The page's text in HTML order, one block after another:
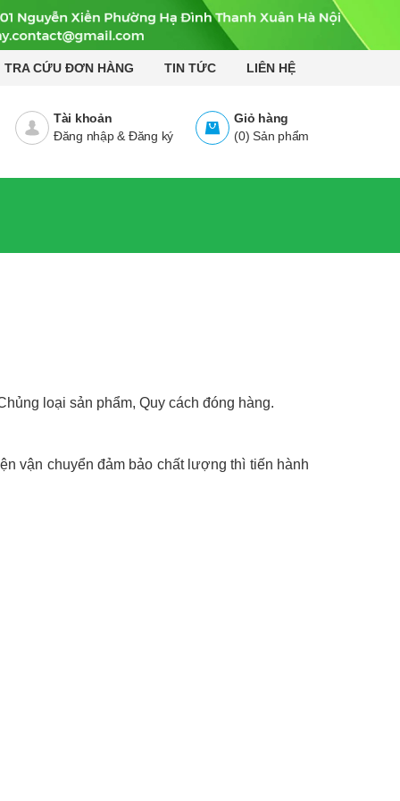
TRA CỨU ĐƠN HÀNG TIN TỨC LIÊN HỆ
Giỏ hàng
(0) Sản phẩm
Tài khoản
Đăng nhập& Đăng ký
loại sản phẩm, Quy cách đóng hàng.
vận chuyển đảm bảo chất lượng thì tiến hành